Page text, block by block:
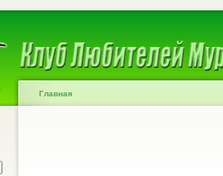
Главная